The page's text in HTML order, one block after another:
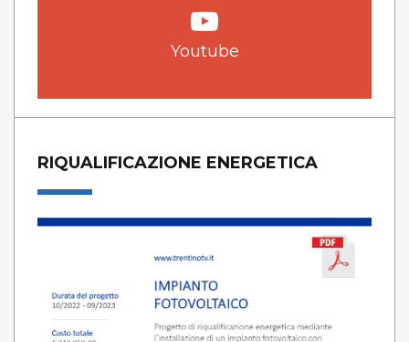
Youtube
RIQUALIFICAZIONE ENERGETICA